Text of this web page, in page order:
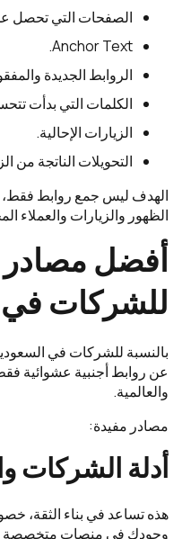
الصفحات التي تحصل
Anchor Text.
الروابط الجديدة
الكلمات التي بدأت
الزيارات الإحالية.
التحويلات الناتجة من
الهدف ليس جمع روابط
الظهور والزيارات والعملاء
أفضل مصادر
للشركات في
بالنسبة للشركات في
عن روابط أجنبية عشوائية
والعالمية.
مصادر مفيدة:
أدلة الشركات
هذه تساعد في بناء الثقة،
وجودك في منصات متخصصة